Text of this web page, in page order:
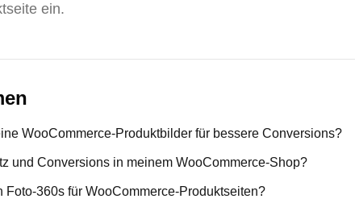
ein.
WooCommerce-Produktbilder für bessere Conversions?
und Conversions in meinem WooCommerce-Shop?
Foto-360s für WooCommerce-Produktseiten?